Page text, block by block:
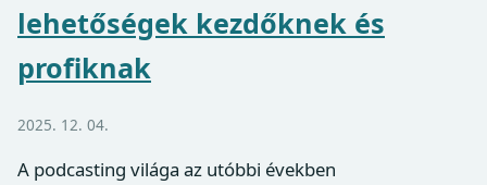
lehetőségek kezdőknek és
profiknak
2025. 12. 04.
A podcasting világa az utóbbi években